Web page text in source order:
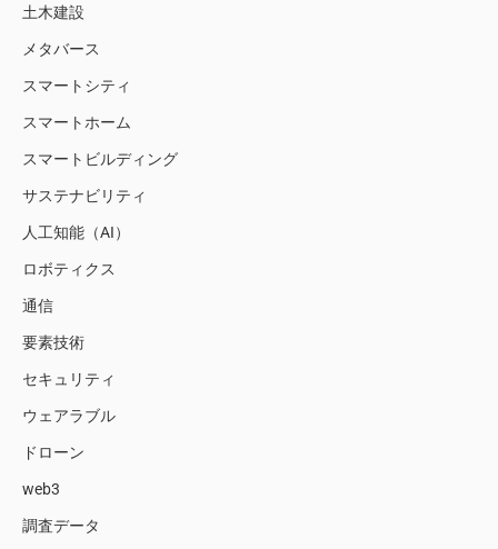
土木建設
メタバース
スマートシティ
スマートホーム
スマートビルディング
サステナビリティ
人工知能（AI）
ロボティクス
通信
要素技術
セキュリティ
ウェアラブル
ドローン
web3
調査データ